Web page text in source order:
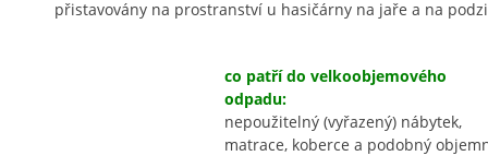
přistavovány na prostranství u hasičárny na jaře a na
co patří do velkoobjemového
odpadu:
nepoužitelný (vyřazený) nábytek,
matrace, koberce a podobný